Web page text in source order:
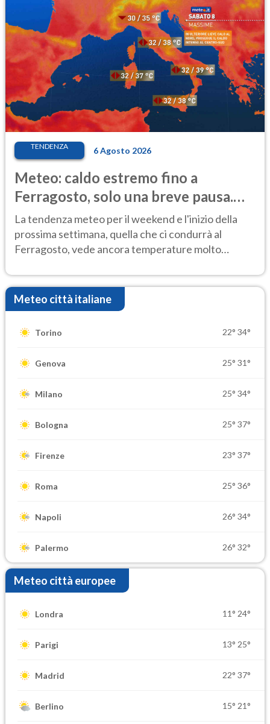
TENDENZA 6 Agosto 2026
Meteo: caldo estremo fino a
Ferragosto, solo una breve pausa.
Ecco dove
La tendenza meteo per il weekend e l'inizio della
prossima settimana, quella che ci condurrà al
Ferragosto, vede ancora temperature molto
Meteo città italiane
Torino 22° 34°
Genova 25° 31°
Milano 25° 34°
Bologna 25° 37°
Firenze 23° 37°
Roma 25° 36°
Napoli 26° 34°
Palermo 26° 32°
Meteo città europee
Londra 11° 24°
Parigi 13° 25°
Madrid 22° 37°
Berlino 15° 21°